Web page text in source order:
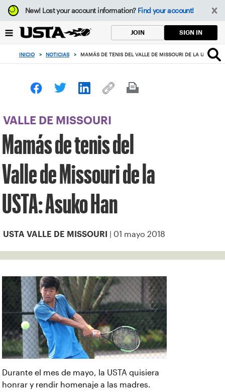
Enfoque
desde
botón
volver
principio
New!Lost your account information? Find your account!
JOIN SIGN IN
INICIO > NOTICIAS > MAMÁS DE TENIS DEL VALLE DE MISSOURI DE LA USTA:
VALLE DE MISSOURI
Mamás de tenis del
Valle de Missouri de la
USTA: Asuko Han
USTA VALLE DE MISSOURI | 01 mayo 2018
Durante el mes de mayo, la USTA quisiera
honrar y rendir homenaje a las madres.